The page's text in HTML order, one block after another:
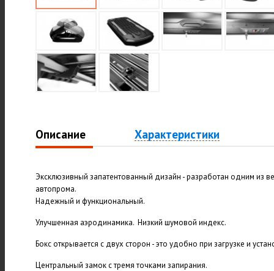
Описание Характеристики
Эксклюзивный запатентованный дизайн - разработан одним из
автопрома.
Надежный и функциональный.
Улучшенная аэродинамика. Низкий шумовой индекс.
Бокс открывается с двух сторон - это удобно при загрузке и
Центральный замок с тремя точками запирания.